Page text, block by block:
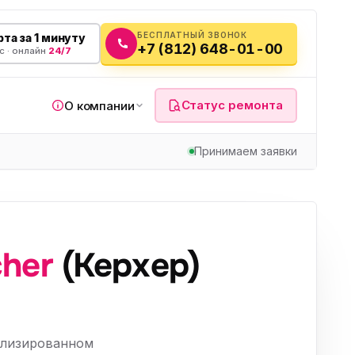
за 1 минуту
· онлайн 24/7
БЕСПЛАТНЫЙ ЗВОНОК
+7 (812) 648-01-00
О компании Статус ремонта
Принимаем заявки
(Керхер)